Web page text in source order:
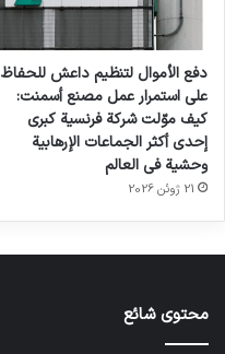
دفع الأموال لتنظيم داعش للحفاظ
على استمرار عمل مصنع أسمنت:
كيف موّلت شركة فرنسية كبرى
إحدى أكثر الجماعات الإرهابية
وحشية في العالم
21 ژوئن 2026
محتوى شائع